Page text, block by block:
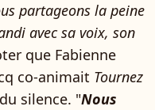
partageons la peine
avec sa voix, son
que Fabienne
co-animait Tournez
silence. "Nous